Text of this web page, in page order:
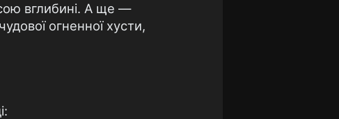
вглибині. А ще —
огненної хусти,